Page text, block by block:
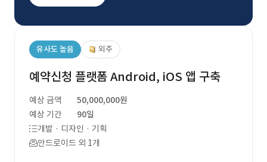
유사도 높음 외주
예약신청 플랫폼 Android, iOS 앱 구축
예상 금액
50,000,000원
예상 기간
90일
개발 · 디자인 · 기획
안드로이드 외 1개